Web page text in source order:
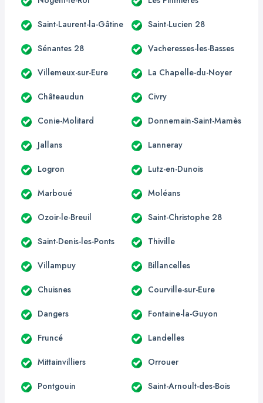
Saint-Laurent-la-Gâtine Saint-Lucien 28
Sénantes 28 Vacheresses-les-Basses
Villemeux-sur-Eure La Chapelle-du-Noyer
Châteaudun Civry
Conie-Molitard Donnemain-Saint-Mamès
Jallans Lanneray
Logron Lutz-en-Dunois
Marboué Moléans
Ozoir-le-Breuil Saint-Christophe 28
Saint-Denis-les-Ponts Thiville
Villampuy Billancelles
Chuisnes Courville-sur-Eure
Dangers Fontaine-la-Guyon
Fruncé Landelles
Mittainvilliers Orrouer
Pontgouin Saint-Arnoult-des-Bois